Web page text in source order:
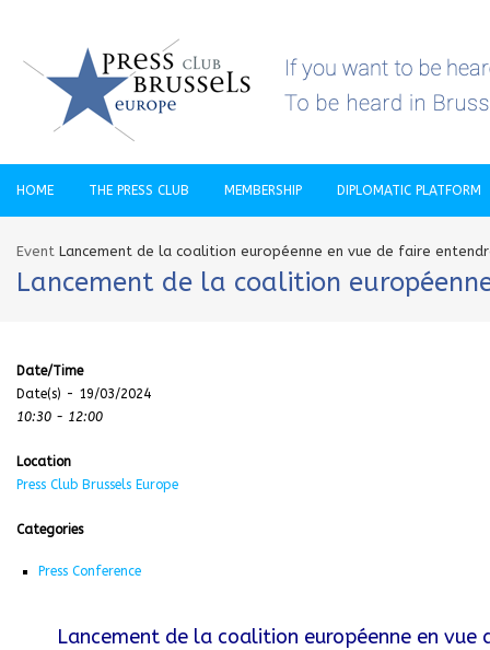
HOME THE PRESS CLUB MEMBERSHIP DIPLOMATIC PLATFORM
Event Lancement de la coalition européenne en vue de faire
Lancement de la coalition
Date/Time
Date(s) - 19/03/2024
10:30 - 12:00
Location
Press Club Brussels Europe
Categories
Press Conference
Lancement de la coalition européenne en